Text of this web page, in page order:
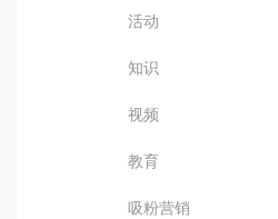
活动
知识
视频
教育
吸粉营销